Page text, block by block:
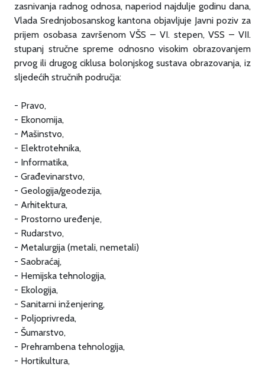
zasnivanja radnog odnosa, naperiod najdulje godinu dana,
Vlada Srednjobosanskog kantona objavljuje Javni poziv za
prijem osobasa završenom VŠS – VI. stepen, VSS – VII.
stupanj stručne spreme odnosno visokim obrazovanjem
prvog ili drugog ciklusa bolonjskog sustava obrazovanja, iz
sljedećih stručnih područja:
- Pravo,
- Ekonomija,
- Mašinstvo,
- Elektrotehnika,
- Informatika,
- Građevinarstvo,
- Geologija/geodezija,
- Arhitektura,
- Prostorno uređenje,
- Rudarstvo,
- Metalurgija (metali, nemetali)
- Saobraćaj,
- Hemijska tehnologija,
- Ekologija,
- Sanitarni inženjering,
- Poljoprivreda,
- Šumarstvo,
- Prehrambena tehnologija,
- Hortikultura,